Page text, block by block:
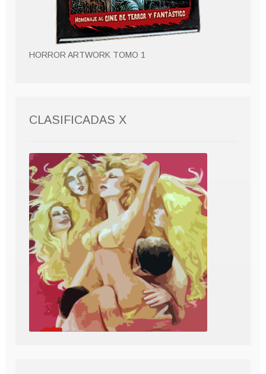
HORROR ARTWORK TOMO 1
CLASIFICADAS X